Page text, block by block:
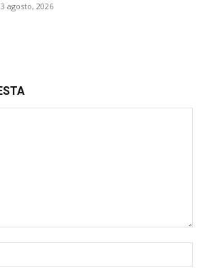
3 agosto, 2026